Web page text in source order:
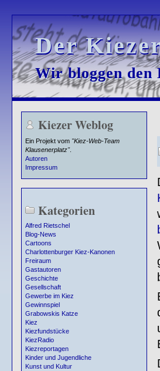
Der
Der
Wir bloggen den
Wir bloggen den
Kiezer Weblog
Ein Projekt vom "Kiez-Web-Team
Klausenerplatz".
Autoren
Impressum
Kategorien
Alfred Rietschel
Blog-News
Cartoons
Charlottenburger Kiez-Kanonen
Freiraum
Gastautoren
Geschichte
Gesellschaft
Gewerbe im Kiez
Gewinnspiel
Grabowskis Katze
Kiez
Kiezfundstücke
KiezRadio
Kiezreportagen
Kinder und Jugendliche
Kunst und Kultur